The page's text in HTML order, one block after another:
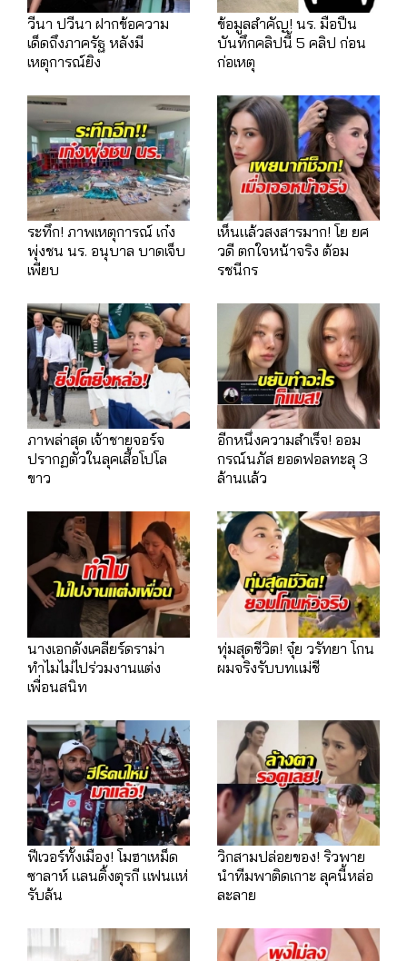
วีนา ปวีนา ฝากข้อความ
เด็ดถึงภาครัฐ หลังมี
เหตุการณ์ยิง
ข้อมูลสำคัญ! นร. มือปืน
บันทึกคลิปนี้ 5 คลิป ก่อน
ก่อเหตุ
ระทึก! ภาพเหตุการณ์ เก๋ง
พุ่งชน นร. อนุบาล บาดเจ็บ
เพียบ
เห็นแล้วสงสารมาก! โย ยศ
วดี ตกใจหน้าจริง ต้อม
รชนีกร
ภาพล่าสุด เจ้าชายจอร์จ
ปรากฏตัวในลุคเสื้อโปโล
ขาว
อีกหนึ่งความสำเร็จ! ออม
กรณ์นภัส ยอดฟอลทะลุ 3
ล้านแล้ว
นางเอกดังเคลียร์ดราม่า
ทำไมไม่ไปร่วมงานเเต่ง
เพื่อนสนิท
ทุ่มสุดชีวิต! จุ๋ย วรัทยา โกน
ผมจริงรับบทแม่ชี
ฟีเวอร์ทั้งเมือง! โมฮาเหม็ด
ซาลาห์ แลนดิ้งตุรกี แฟนแห่
รับล้น
วิกสามปล่อยของ! ริวพาย
นำทีมพาติดเกาะ ลุคนี้หล่อ
ละลาย